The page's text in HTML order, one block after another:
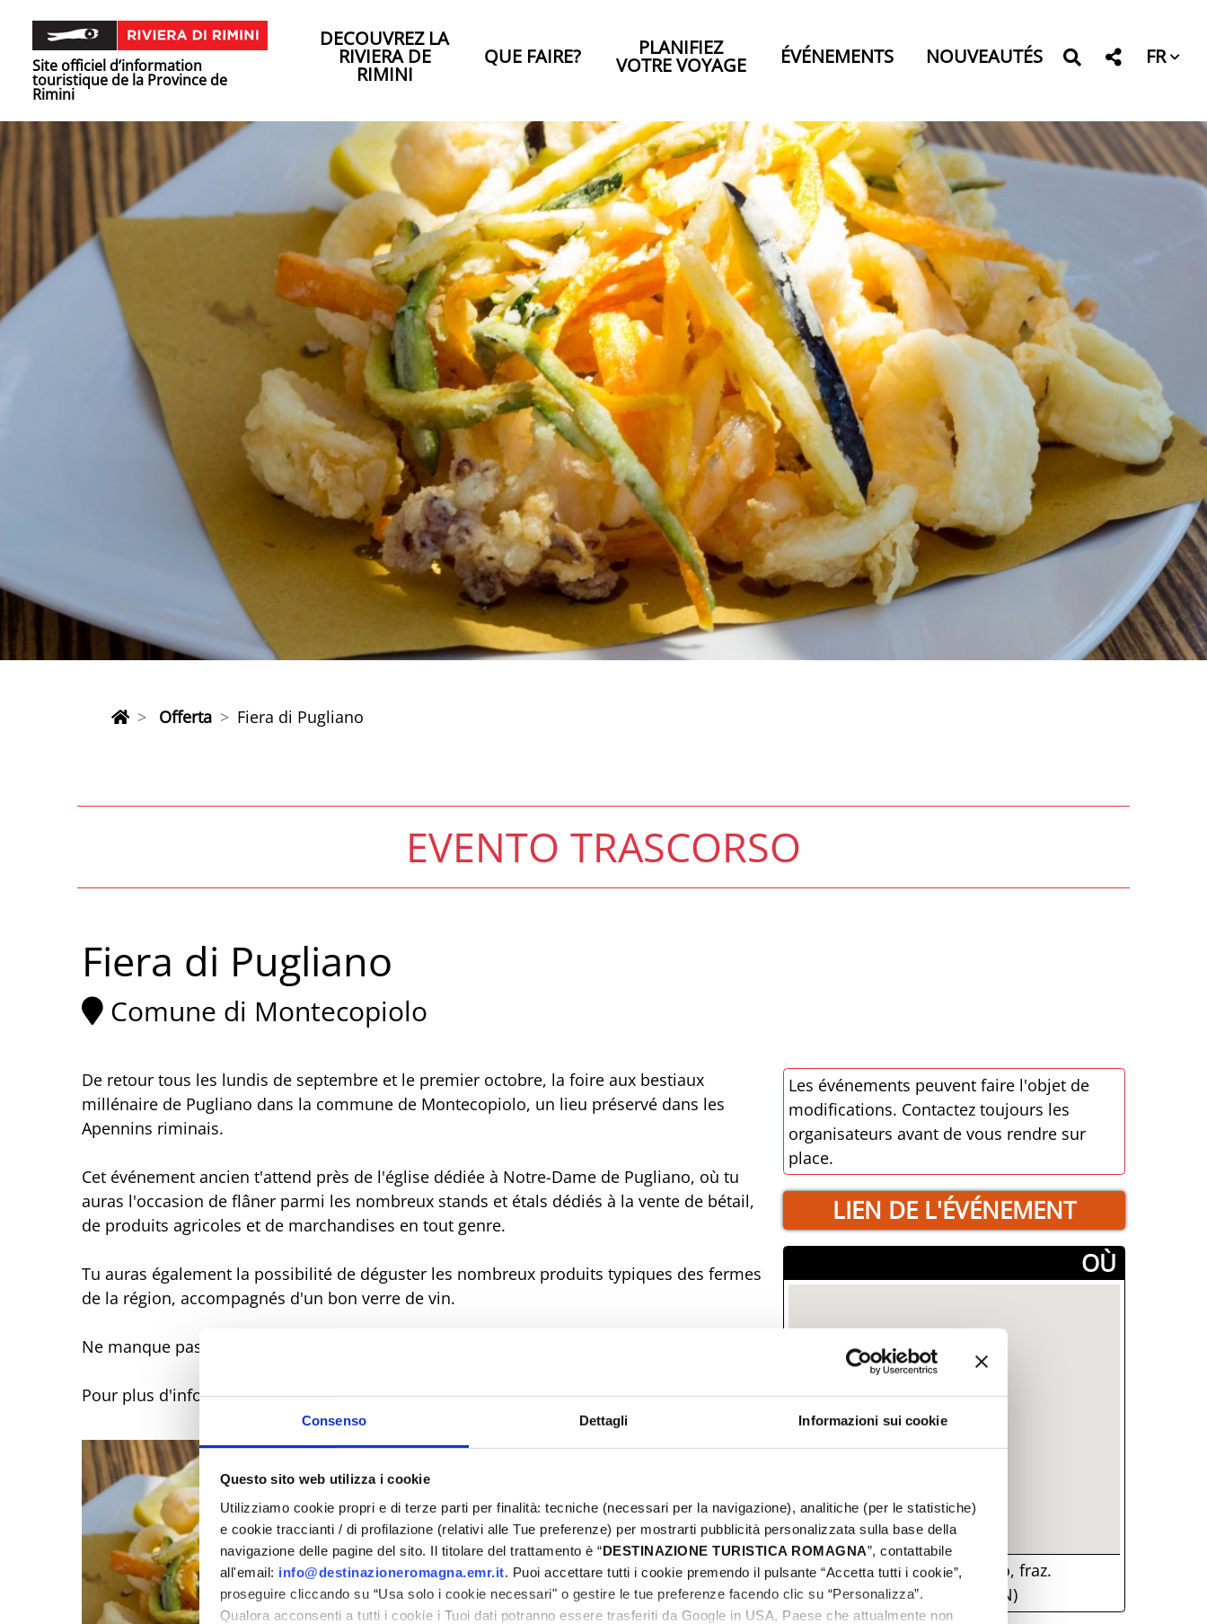
Consenso Dettagli Informazioni sui cookie
Questo sito web utilizza i cookie
Utilizziamo cookie propri e di terze parti per finalità: tecniche (necessari per la navigazione), analitiche (per le statistiche)
e cookie traccianti / di profilazione (relativi alle Tue preferenze) per mostrarti pubblicità personalizzata sulla base della
navigazione delle pagine del sito. Il titolare del trattamento è “DESTINAZIONE TURISTICA ROMAGNA”, contattabile
all'email: info@destinazioneromagna.emr.it. Puoi accettare tutti i cookie premendo il pulsante “Accetta tutti i cookie”,
proseguire cliccando su “Usa solo i cookie necessari" o gestire le tue preferenze facendo clic su “Personalizza”.
Qualora acconsenti a tutti i cookie i Tuoi dati potranno essere trasferiti da Google in USA, Paese che attualmente non
Site officiel d’information
touristique de la Province de
Rimini
DECOUVREZ LA
RIVIERA DE
RIMINI
QUE FAIRE? PLANIFIEZ
VOTRE VOYAGE ÉVÉNEMENTS NOUVEAUTÉS FR
Offerta Fiera di Pugliano
EVENTO TRASCORSO
Fiera di Pugliano
Comune di Montecopiolo
De retour tous les lundis de septembre et le premier octobre, la foire aux bestiaux
millénaire de Pugliano dans la commune de Montecopiolo, un lieu préservé dans les
Apennins riminais.
Cet événement ancien t'attend près de l'église dédiée à Notre-Dame de Pugliano, où tu
auras l'occasion de flâner parmi les nombreux stands et étals dédiés à la vente de bétail,
de produits agricoles et de marchandises en tout genre.
Tu auras également la possibilité de déguster les nombreux produits typiques des fermes
de la région, accompagnés d'un bon verre de vin.
Ne manque pas l'événement le plus important de l'année dans le petit village de Pugliano !
Pour plus d'informations : 0722 78130
Les événements peuvent faire l'objet de
modifications. Contactez toujours les
organisateurs avant de vous rendre sur
place.
LIEN DE L'ÉVÉNEMENT
­OÙ
Madonna di Pugliano, fraz.
Pugliano, Montecopiolo, (RN)